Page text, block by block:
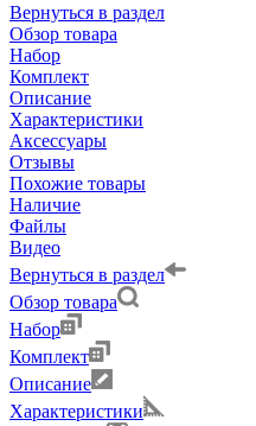
Вернуться в раздел
Обзор товара
Набор
Комплект
Описание
Характеристики
Аксессуары
Отзывы
Похожие товары
Наличие
Файлы
Видео
Вернуться в раздел
Обзор товара
Набор
Комплект
Описание
Характеристики